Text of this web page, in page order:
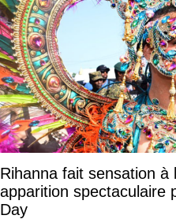
Rihanna fait sensation à
apparition spectaculaire
Day